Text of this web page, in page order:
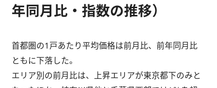
年同月比・指数の推移）
首都圏の1戸あたり平均価格は前月比、前年同月比
ともに下落した。
エリア別の前月比は、上昇エリアが東京都下のみと